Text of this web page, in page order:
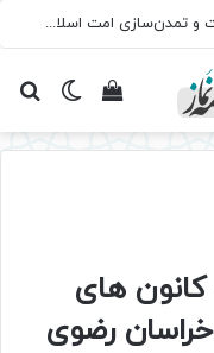
سروده‌ «اربعین»؛ روایت حماسه، استقامت و تمدن‌سازی امت اسلامی
تغییرمشاهده
کانون های
رضوی